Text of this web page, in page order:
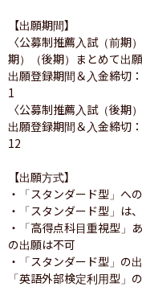
【出願期間】
〈公募制推薦入試（前期
期）（後期）まとめて出願
出願登録期間＆入金締切
1
〈公募制推薦入試（後期
出願登録期間＆入金締切
12
【出願方式】
・「スタンダード型」へ
・「スタンダード型」は
・「高得点科目重視型」
の出願は不可
・「スタンダード型」の
「英語外部検定利用型」